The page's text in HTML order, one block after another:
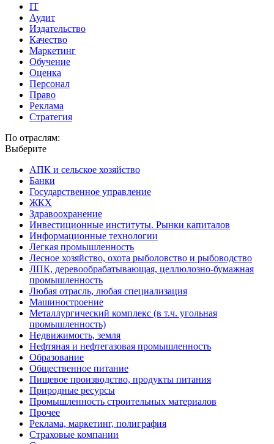
IT
Аудит
Издательство
Качество
Маркетинг
Обучение
Оценка
Персонал
Право
Реклама
Стратегия
По отраслям:
Выберите
АПК и сельское хозяйство
Банки
Государственное управление
ЖКХ
Здравоохранение
Инвестиционные институты. Рынки капиталов
Информационные технологии
Легкая промышленность
Лесное хозяйство, охота рыболовство и рыбоводство
ЛПК, деревообрабатывающая, целлюлозно-бумажная
промышленность
Любая отрасль, любая специализация
Машиностроение
Металлургический комплекс (в т.ч. угольная
промышленность)
Недвижимость, земля
Нефтяная и нефтегазовая промышленность
Образование
Общественное питание
Пищевое производство, продукты питания
Природные ресурсы
Промышленность строительных материалов
Прочее
Реклама, маркетинг, полиграфия
Страховые компании